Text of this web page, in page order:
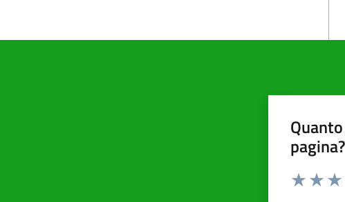
pagina?
Valuta da 1 a